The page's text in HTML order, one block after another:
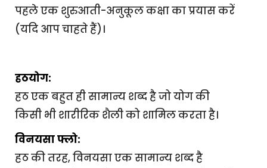
पहले एक शुरुआती-अनुकूल कक्षा का प्रयास करें
(यदि आप चाहते हैं)।
हठयोग:
हठ एक बहुत ही सामान्य शब्द है जो योग की
किसी भी शारीरिक शैली को शामिल करता है।
विनयसा फ्लो:
हठ की तरह, विनयसा एक सामान्य शब्द है